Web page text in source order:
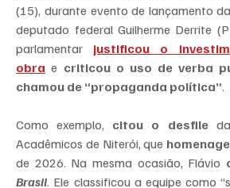
(15), durante evento de lançamento
deputado federal Guilherme Derrite
parlamentar justificou o
obra e criticou o uso de verba
chamou de “propaganda política”.
Como exemplo, citou o desfile da
Acadêmicos de Niterói, que
de 2026. Na mesma ocasião, Flávio
Brasil. Ele classificou a equipe como